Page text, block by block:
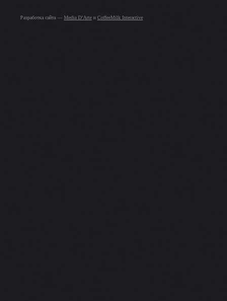
Разработка сайта — Media D’Arte и CoffeeMilk Interactive